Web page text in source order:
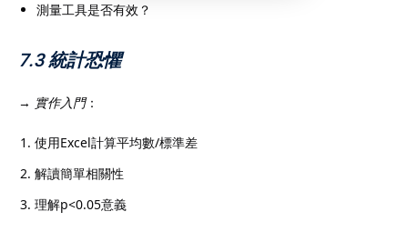
測量工具是否有效？
7.3 統計恐懼
→ 實作入門：
使用Excel計算平均數/標準差
解讀簡單相關性
理解p<0.05意義